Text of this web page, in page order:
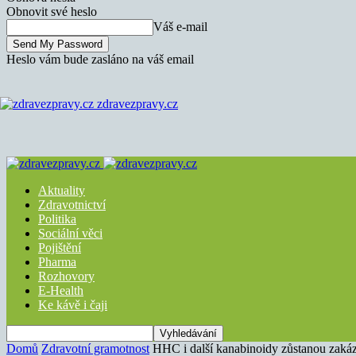
Obnovit své heslo
Váš e-mail
Heslo vám bude zasláno na váš email
zdravezpravy.cz
Aktuality
Zdravotnictví
Politika
Sociální věci
Pojištění
Pharma
Rozhovory
E-Health
Ke kávě i čaji
Domů Zdravotní gramotnost HHC i další kanabinoidy zůstanou